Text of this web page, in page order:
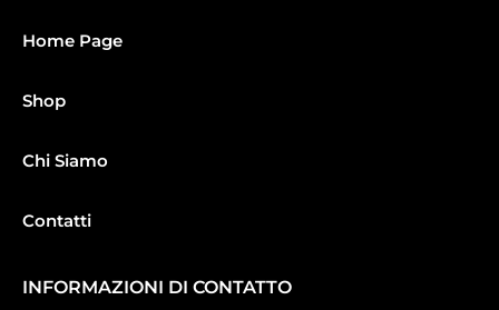
Home Page
Shop
Chi Siamo
Contatti
INFORMAZIONI DI CONTATTO